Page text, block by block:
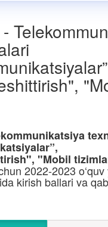
"Mobil
2022-2023
kirish ballari va